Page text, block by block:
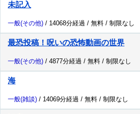
未記入
一般(その他) / 14068分経過 / 無料 / 制限なし
最恐投稿！呪いの恐怖動画の世界
一般(その他) / 4877分経過 / 無料 / 制限なし
海
一般(雑談) / 14069分経過 / 無料 / 制限なし